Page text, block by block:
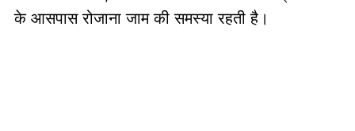
के आसपास रोजाना जाम की समस्या रहती है।